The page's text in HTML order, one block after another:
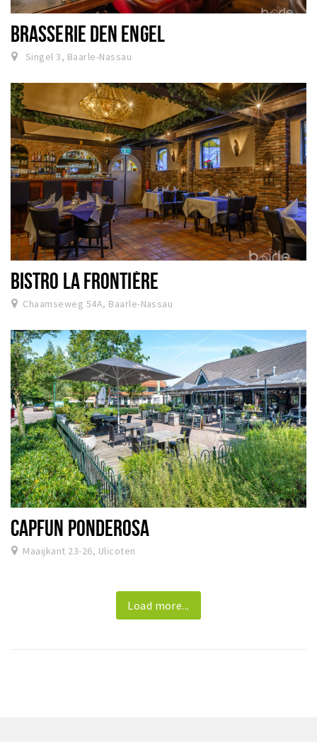
BRASSERIE DEN ENGEL
Singel 3, Baarle-Nassau
BISTRO LA FRONTIÈRE
Chaamseweg 54A, Baarle-Nassau
CAPFUN PONDEROSA
Maaijkant 23-26, Ulicoten
Load more...